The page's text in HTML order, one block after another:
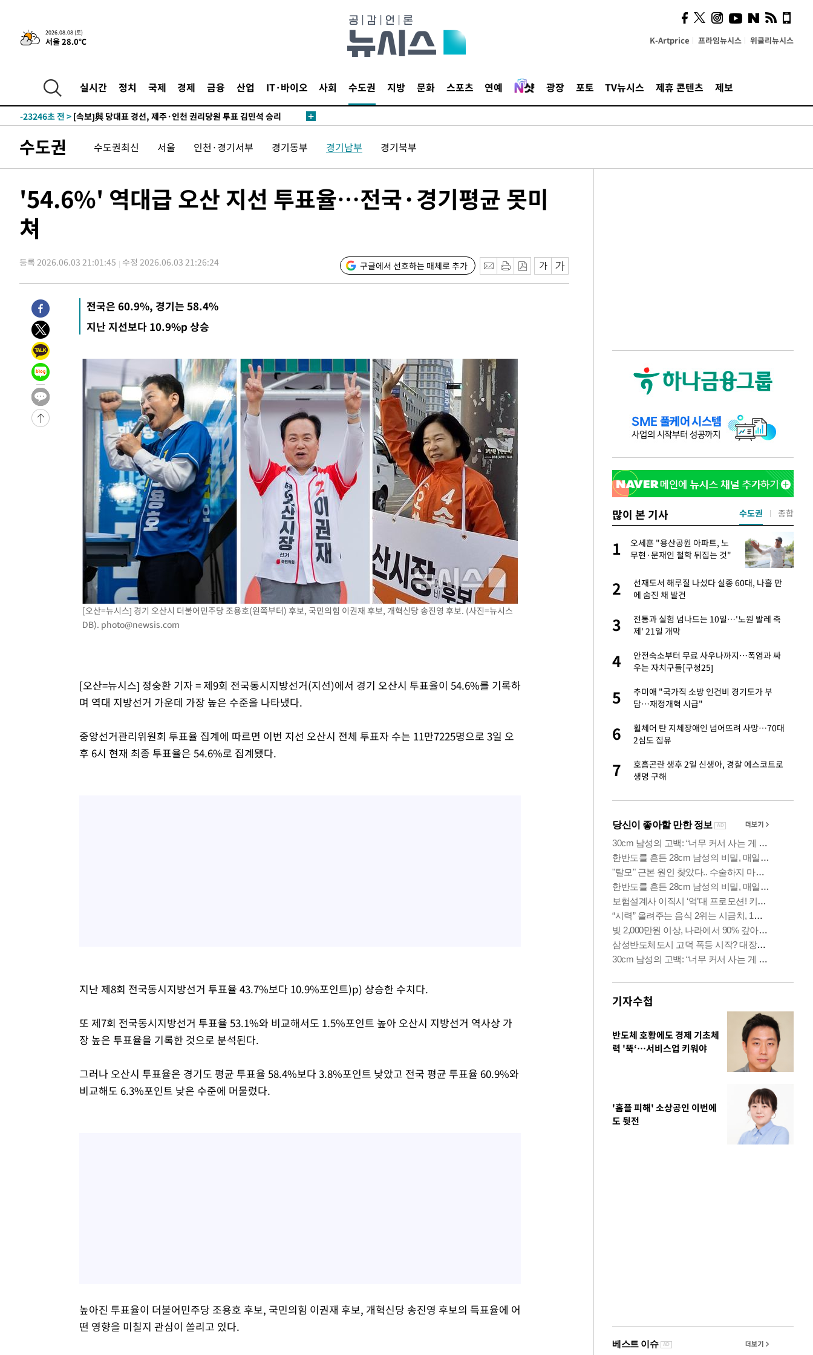
2026.08.08 (토)
서울 28.0℃ K-Artprice 프라임뉴시스 위클리뉴시스
실시간 정치 국제 경제 금융 산업 IT·바이오 사회 수도권 지방 문화 스포츠 연예 광장 포토 TV뉴시스 제휴 콘텐츠 제보
-24542초 전 >[속보]與최고위원 제주·인천 순회경선…박선원·최민희·서미화·
한민수·김용 순
-24495초 전 >[속보]김민석, 與 전대 당원투표 누적 득표율 45.42%로 1위… 정
42.08%·宋 10.17%
-23311초 전 >
이강인 "아틀레티코 이적 기뻐…등번호 7번 의미보단 팀 위해 뛸
-23246초 전 >
-17020초 전 > 낮 최고 35도 '무더위'…동해안 시간당 30㎜ '강한 비'[내일날씨]
틀레티코 이적"
-16072초 전 >
수도권 40도 육박 '펄펄'…동해안 일부 지역엔 호의주의보
-15041초 전 >온열질환 사망자 3명 늘어…누적 환자 3000명 돌파
-5093초 전 >백운산서 80년근 천종산삼 9뿌리 발견…감정가 1.3억원
-2803초 전 >
-337초 전 >
1시간 전 >극한폭염 한풀 꺾이지만…'낮 최고 35도' 무더위, 열대야 계속[다음주
날씨]
1시간 전 >축구협회 "압수수색·성접대 논란 사과…쇄신의 기회로 삼겠다"
2시간 전 >
[속보]'압수수색·성접대 논란' 축구협회 "실망과 걱정 안겨드려 죄송"
5시간 전 >
'최고 37도' 폭염 지속…강원동해안 최대 150㎜ 비
7시간 전 >
[속보]뉴욕증시 상승 마감…S&P 0.6% 나스닥 1.3%↑
-24542초 전 >
한민수·김용 순
-24495초 전 >
[속보]김민석, 與 전대 당원투표 누적 득표율 45.42%로 1위… 정
청래 44.56%
-23777초 전 >
[속보]與 대표 경선 제주·인천 당원투표…金 47.75%·鄭
42.08%·宋 10.17%
-23311초 전 >
이강인 "아틀레티코 이적 기뻐…등번호 7번 의미보단 팀 위해 뛸
것"
-23246초 전 >
[속보]與 당대표 경선, 제주·인천 권리당원 투표 김민석 승리
낮 최고 35도 '무더위'…동해안 시간당 30㎜ '강한 비'[내일날씨]
[속보]이강인 "감독님이 원하는 마음 느꼈고, 많은 트로피 원해 아
수도권 40도 육박 '펄펄'…동해안 일부 지역엔 호의주의보
온열질환 사망자 3명 늘어…누적 환자 3000명 돌파
강릉에 시간당 81.4㎜ 물폭탄…도로 잠기고 담벼락 붕괴
백운산서 80년근 천종산삼 9뿌리 발견…감정가 1.3억원
선재도서 해루질 나섰다 실종 60대, 닷새 만에 숨진 채 발견
남자 농구, 나고야 아시안게임서 '홈팀' 일본과 한일전
여수 오동도 해상서 모터보트 전복…1명 사망·1명 실종
극한폭염 한풀 꺾이지만…'낮 최고 35도' 무더위, 열대야 계속[다음주
축구협회 "압수수색·성접대 논란 사과…쇄신의 기회로 삼겠다"
[속보]'압수수색·성접대 논란' 축구협회 "실망과 걱정 안겨드려 죄송"
수도권 수도권최신 서울 인천·경기서부 경기동부 경기남부 경기북부
'54.6%' 역대급 오산 지선 투표율…전국·경기평균 못미
쳐
등록 2026.06.03 21:01:45 수정 2026.06.03 21:26:24 구글에서 선호하는 매체로 추가
전국은 60.9%, 경기는 58.4%
지난 지선보다 10.9%p 상승
[오산=뉴시스] 경기 오산시 더불어민주당 조용호(왼쪽부터) 후보, 국민의힘 이권재 후보, 개혁신당 송진영 후보. (사진=뉴시스
DB). photo@newsis.com
[오산=뉴시스] 정숭환 기자 = 제9회 전국동시지방선거(지선)에서 경기 오산시 투표율이 54.6%를 기록하
며 역대 지방선거 가운데 가장 높은 수준을 나타냈다.
중앙선거관리위원회 투표율 집계에 따르면 이번 지선 오산시 전체 투표자 수는 11만7225명으로 3일 오
후 6시 현재 최종 투표율은 54.6%로 집계됐다.
지난 제8회 전국동시지방선거 투표율 43.7%보다 10.9%포인트)p) 상승한 수치다.
또 제7회 전국동시지방선거 투표율 53.1%와 비교해서도 1.5%포인트 높아 오산시 지방선거 역사상 가
장 높은 투표율을 기록한 것으로 분석된다.
그러나 오산시 투표율은 경기도 평균 투표율 58.4%보다 3.8%포인트 낮았고 전국 평균 투표율 60.9%와
비교해도 6.3%포인트 낮은 수준에 머물렀다.
높아진 투표율이 더불어민주당 조용호 후보, 국민의힘 이권재 후보, 개혁신당 송진영 후보의 득표율에 어
떤 영향을 미칠지 관심이 쏠리고 있다.
많이 본 기사
오세훈 "용산공원 아파트, 노
무현·문재인 철학 뒤집는 것"
2
"손 떨림 포착"…카라 한승연, 건강 괜찮나
팬들 '걱정'
'덜 똘똘한 한 채' 시대 오나…20억대 아파트
5
"한국판 팔란티어 꿈꾼다"…네이버가 국방
6
미반환 속 녹취 폭로 파장
1
오세훈 "용산공원 아파트, 노
무현·문재인 철학 뒤집는 것"
2
선재도서 해루질 나섰다 실종 60대, 나흘 만
에 숨진 채 발견
3
전통과 실험 넘나드는 10일…'노원 발레 축
제' 21일 개막
4
안전숙소부터 무료 사우나까지…폭염과 싸
우는 자치구들[구청25]
5
추미애 "국가직 소방 인건비 경기도가 부
담…재정개혁 시급"
6
휠체어 탄 지체장애인 넘어뜨려 사망…70대
2심도 집유
7
호흡곤란 생후 2일 신생아, 경찰 에스코트로
생명 구해
수도권 종합
기자수첩
반도체 호황에도 경제 기초체
력 '뚝‘…서비스업 키워야
'홈플 피해' 소상공인 이번에
도 뒷전